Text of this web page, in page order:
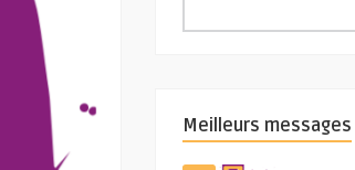
Meilleurs messages